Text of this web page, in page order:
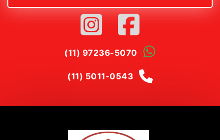
(11) 97236-5070
(11) 5011-0543